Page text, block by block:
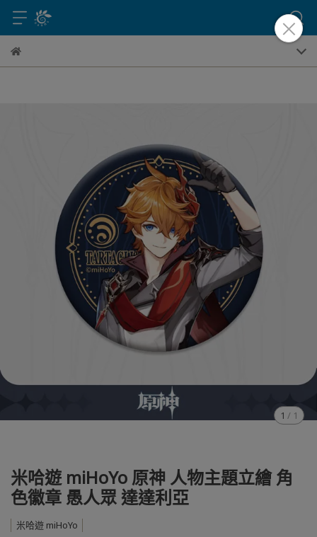
1 / 1
米哈遊 miHoYo 原神 人物主題立繪 角
色徽章 愚人眾 達達利亞
米哈遊 miHoYo